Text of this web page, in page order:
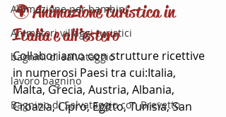
Animazione per bambini
Animatori villaggi turistici
bagnini di salvataggio
lavoro bagnino
Bagnino di Salvataggio con Brevetto
🌍 Animazione turistica in
Italia e all’estero
Collaboriamo con strutture ricettive
in numerosi Paesi tra cui:Italia,
Malta, Grecia, Austria, Albania,
Croazia, Cipro, Egitto, Tunisia, San